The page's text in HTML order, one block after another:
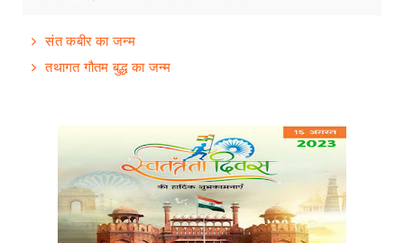
संत कबीर का जन्म
तथागत गौतम बुद्ध का जन्म